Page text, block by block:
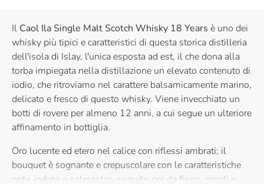
Il Caol Ila Single Malt Scotch Whisky 18 Years è uno dei
whisky più tipici e caratteristici di questa storica distilleria
dell'isola di Islay, l'unica esposta ad est, il che dona alla
torba impiegata nella distillazione un elevato contenuto di
iodio, che ritroviamo nel carattere balsamicamente marino,
delicato e fresco di questo whisky. Viene invecchiato un
botti di rovere per almeno 12 anni, a cui segue un ulteriore
affinamento in bottiglia.
Oro lucente ed etero nel calice con riflessi ambrati; il
bouquet è sognante e crepuscolare con le caratteristiche
note iodate e salmastre, seguite poi da fieno, pinoli e